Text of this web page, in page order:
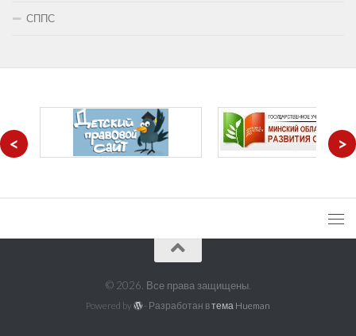
СППС
< >
© 2026. Все права защищены.
Powered by - Разработан втема Hueman